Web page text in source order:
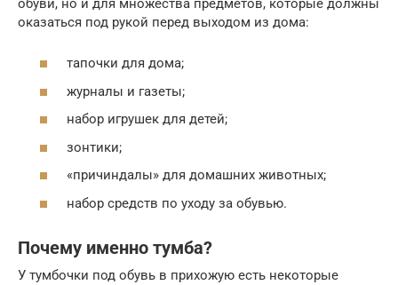
обуви, но и для множества предметов, которые должны
оказаться под рукой перед выходом из дома:
тапочки для дома;
журналы и газеты;
набор игрушек для детей;
зонтики;
«причиндалы» для домашних животных;
набор средств по уходу за обувью.
Почему именно тумба?
У тумбочки под обувь в прихожую есть некоторые